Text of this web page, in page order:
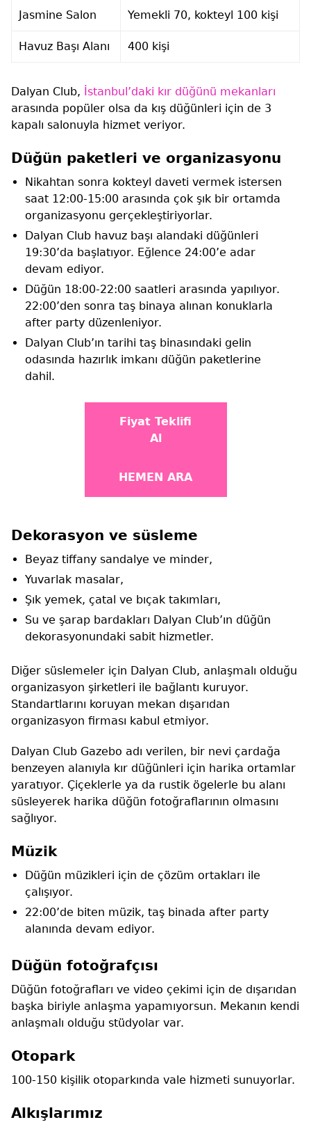
Jasmine Salon Yemekli 70, kokteyl 100 kişi
Havuz Başı Alanı 400 kişi
Dalyan Club, İstanbul’daki kır düğünü mekanları
arasında popüler olsa da kış düğünleri için de 3
kapalı salonuyla hizmet veriyor.
Düğün paketleri ve organizasyonu
Nikahtan sonra kokteyl daveti vermek istersen
saat 12:00-15:00 arasında çok şık bir ortamda
organizasyonu gerçekleştiriyorlar.
Dalyan Club havuz başı alandaki düğünleri
19:30’da başlatıyor. Eğlence 24:00’e adar
devam ediyor.
Düğün 18:00-22:00 saatleri arasında yapılıyor.
22:00’den sonra taş binaya alınan konuklarla
after party düzenleniyor.
Dalyan Club’ın tarihi taş binasındaki gelin
odasında hazırlık imkanı düğün paketlerine
dahil.
Fiyat Teklifi
Al
HEMEN ARA
Dekorasyon ve süsleme
Beyaz tiffany sandalye ve minder,
Yuvarlak masalar,
Şık yemek, çatal ve bıçak takımları,
Su ve şarap bardakları Dalyan Club’ın düğün
dekorasyonundaki sabit hizmetler.
Diğer süslemeler için Dalyan Club, anlaşmalı olduğu
organizasyon şirketleri ile bağlantı kuruyor.
Standartlarını koruyan mekan dışarıdan
organizasyon firması kabul etmiyor.
Dalyan Club Gazebo adı verilen, bir nevi çardağa
benzeyen alanıyla kır düğünleri için harika ortamlar
yaratıyor. Çiçeklerle ya da rustik ögelerle bu alanı
süsleyerek harika düğün fotoğraflarının olmasını
sağlıyor.
Müzik
Düğün müzikleri için de çözüm ortakları ile
çalışıyor.
22:00’de biten müzik, taş binada after party
alanında devam ediyor.
Düğün fotoğrafçısı
Düğün fotoğrafları ve video çekimi için de dışarıdan
başka biriyle anlaşma yapamıyorsun. Mekanın kendi
anlaşmalı olduğu stüdyolar var.
Otopark
100-150 kişilik otoparkında vale hizmeti sunuyorlar.
Alkışlarımız